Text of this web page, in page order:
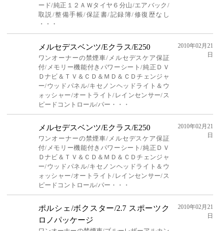
ード/純正１２ＡＷタイヤ６分山/エアバック/
取説/整備手帳/保証書/記録簿/修復歴なし
・・・
メルセデスベンツ/Eクラス/E250
ワンオーナーの禁煙車/メルセデスケア保証
付/メモリー機能付きパワーシート/純正ＤＶ
Ｄナビ＆ＴＶ＆ＣＤ＆ＭＤ＆ＣＤチェンジャ
ー/ウッドパネル/キセノンヘッドライト＆ウ
ォッシャー/オートライト/レインセンサー/ス
ピードコントロール/パー・・・
2010年02月21
日
メルセデスベンツ/Eクラス/E250
ワンオーナーの禁煙車/メルセデスケア保証
付/メモリー機能付きパワーシート/純正ＤＶ
Ｄナビ＆ＴＶ＆ＣＤ＆ＭＤ＆ＣＤチェンジャ
ー/ウッドパネル/キセノンヘッドライト＆ウ
ォッシャー/オートライト/レインセンサー/ス
ピードコントロール/パー・・・
2010年02月21
日
ポルシェ/ボクスター/2.7 スポーツク
ロノパッケージ
2010年02月21
日